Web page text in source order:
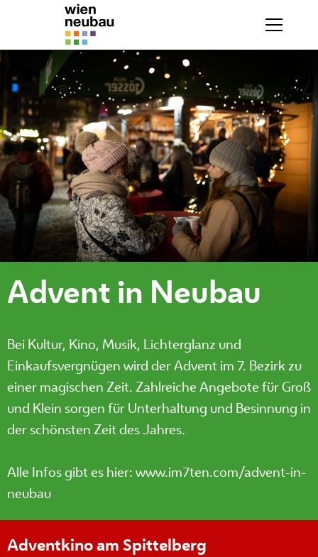
Advent in Neubau
Bei Kultur, Kino, Musik, Lichterglanz und
Einkaufsvergnügen wird der Advent im 7. Bezirk zu
einer magischen Zeit. Zahlreiche Angebote für Groß
und Klein sorgen für Unterhaltung und Besinnung in
der schönsten Zeit des Jahres.
Alle Infos gibt es hier: www.im7ten.com/advent-in-
neubau
Adventkino am Spittelberg